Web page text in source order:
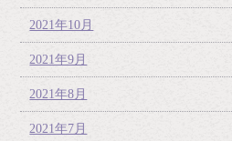
2021年10月
2021年9月
2021年8月
2021年7月